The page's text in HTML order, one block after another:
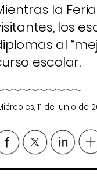
la
los
al
escolar.
11 de junio de